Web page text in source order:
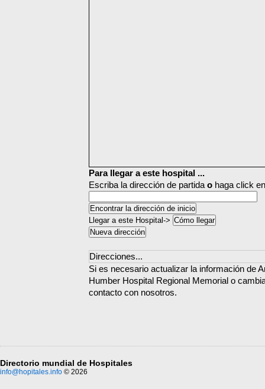
Para llegar a este hospital ...
Escriba la dirección de partida o haga click
Llegar a este Hospital->
Direcciones...
Si es necesario actualizar la información de
Humber Hospital Regional Memorial o
contacto con nosotros.
Directorio mundial de Hospitales
info@hopitales.info © 2026